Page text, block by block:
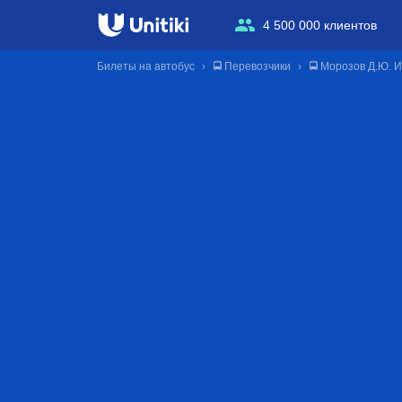
4 500 000 клиентов
Билеты на автобус 🚍 Перевозчики 🚍 Морозов Д.Ю.